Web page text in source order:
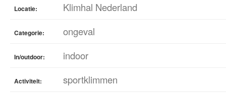
Locatie: Klimhal Nederland
Categorie: ongeval
In/outdoor: indoor
Activiteit: sportklimmen